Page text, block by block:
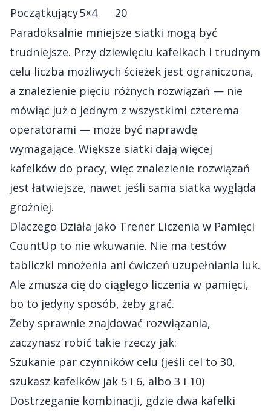
Początkujący5×4
20
Paradoksalnie mniejsze siatki mogą być
trudniejsze. Przy dziewięciu kafelkach i trudnym
celu liczba możliwych ścieżek jest ograniczona,
a znalezienie pięciu różnych rozwiązań — nie
mówiąc już o jednym z wszystkimi czterema
operatorami — może być naprawdę
wymagające. Większe siatki dają więcej
kafelków do pracy, więc znalezienie rozwiązań
jest łatwiejsze, nawet jeśli sama siatka wygląda
groźniej.
Dlaczego Działa jako Trener Liczenia w Pamięci
CountUp to nie wkuwanie. Nie ma testów
tabliczki mnożenia ani ćwiczeń uzupełniania luk.
Ale zmusza cię do ciągłego liczenia w pamięci,
bo to jedyny sposób, żeby grać.
Żeby sprawnie znajdować rozwiązania,
zaczynasz robić takie rzeczy jak:
Szukanie par czynników celu (jeśli cel to 30,
szukasz kafelków jak 5 i 6, albo 3 i 10)
Dostrzeganie kombinacji, gdzie dwa kafelki